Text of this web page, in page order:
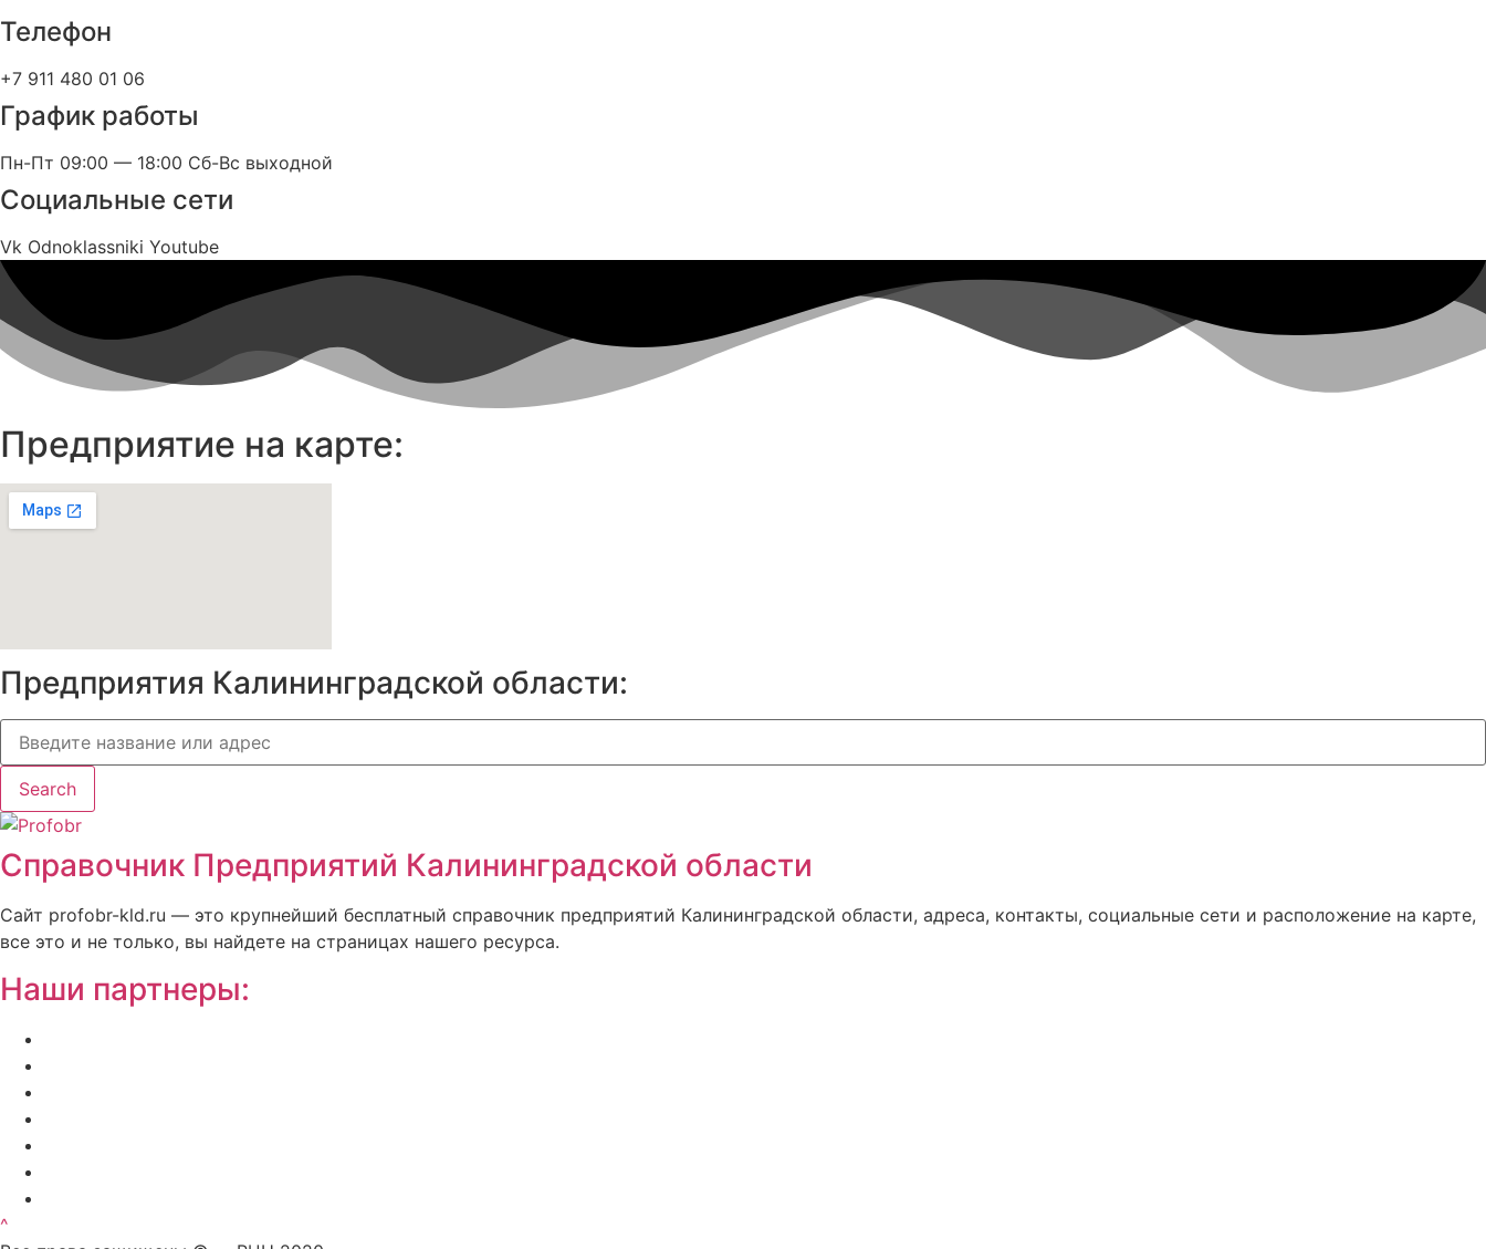
Телефон
+7 911 480 01 06
График работы
Пн-Пт 09:00 — 18:00 Сб-Вс выходной
Социальные сети
Vk Odnoklassniki Youtube
Предприятие на карте:
Предприятия Калининградской области:
Search
Справочник Предприятий Калининградской области
Сайт profobr-kld.ru — это крупнейший бесплатный справочник предприятий Калининградской области, адреса, контакты, социальные сети и расположение на карте,
все это и не только, вы найдете на страницах нашего ресурса.
Наши партнеры:
^